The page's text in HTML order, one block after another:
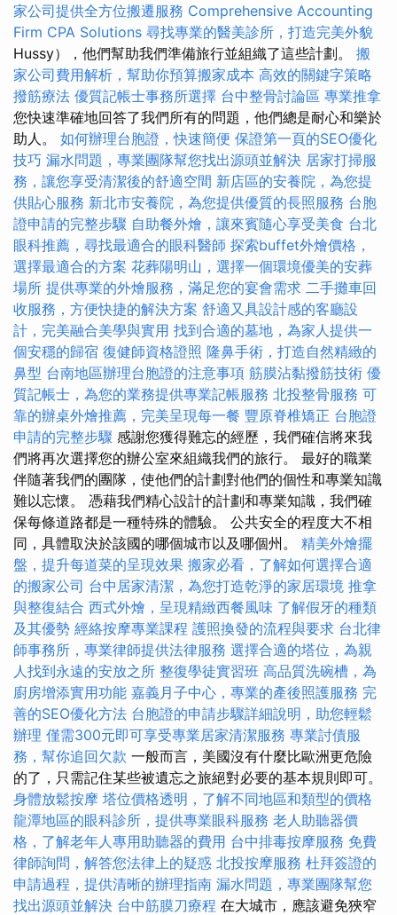
家公司提供全方位搬遷服務 Comprehensive Accounting
Firm CPA Solutions 尋找專業的醫美診所，打造完美外貌
Hussy），他們幫助我們準備旅行並組織了這些計劃。 搬
家公司費用解析，幫助你預算搬家成本 高效的關鍵字策略
撥筋療法 優質記帳士事務所選擇 台中整骨討論區 專業推拿
您快速準確地回答了我們所有的問題，他們總是耐心和樂於
助人。 如何辦理台胞證，快速簡便 保證第一頁的SEO優化
技巧 漏水問題，專業團隊幫您找出源頭並解決 居家打掃服
務，讓您享受清潔後的舒適空間 新店區的安養院，為您提
供貼心服務 新北市安養院，為您提供優質的長照服務 台胞
證申請的完整步驟 自助餐外燴，讓來賓隨心享受美食 台北
眼科推薦，尋找最適合的眼科醫師 探索buffet外燴價格，
選擇最適合的方案 花葬陽明山，選擇一個環境優美的安葬
場所 提供專業的外燴服務，滿足您的宴會需求 二手攤車回
收服務，方便快捷的解決方案 舒適又具設計感的客廳設
計，完美融合美學與實用 找到合適的墓地，為家人提供一
個安穩的歸宿 復健師資格證照 隆鼻手術，打造自然精緻的
鼻型 台南地區辦理台胞證的注意事項 筋膜沾黏撥筋技術 優
質記帳士，為您的業務提供專業記帳服務 北投整骨服務 可
靠的辦桌外燴推薦，完美呈現每一餐 豐原脊椎矯正 台胞證
申請的完整步驟 感謝您獲得難忘的經歷，我們確信將來我
們將再次選擇您的辦公室來組織我們的旅行。 最好的職業
伴隨著我們的團隊，使他們的計劃對他們的個性和專業知識
難以忘懷。 憑藉我們精心設計的計劃和專業知識，我們確
保每條道路都是一種特殊的體驗。 公共安全的程度大不相
同，具體取決於該國的哪個城市以及哪個州。 精美外燴擺
盤，提升每道菜的呈現效果 搬家必看，了解如何選擇合適
的搬家公司 台中居家清潔，為您打造乾淨的家居環境 推拿
與整復結合 西式外燴，呈現精緻西餐風味 了解假牙的種類
及其優勢 經絡按摩專業課程 護照換發的流程與要求 台北律
師事務所，專業律師提供法律服務 選擇合適的塔位，為親
人找到永遠的安放之所 整復學徒實習班 高品質洗碗槽，為
廚房增添實用功能 嘉義月子中心，專業的產後照護服務 完
善的SEO優化方法 台胞證的申請步驟詳細說明，助您輕鬆
辦理 僅需300元即可享受專業居家清潔服務 專業討債服
務，幫你追回欠款 一般而言，美國沒有什麼比歐洲更危險
的了，只需記住某些被遺忘之旅絕對必要的基本規則即可。
身體放鬆按摩 塔位價格透明，了解不同地區和類型的價格
龍潭地區的眼科診所，提供專業眼科服務 老人助聽器價
格，了解老年人專用助聽器的費用 台中排毒按摩服務 免費
律師詢問，解答您法律上的疑惑 北投按摩服務 杜拜簽證的
申請過程，提供清晰的辦理指南 漏水問題，專業團隊幫您
找出源頭並解決 台中筋膜刀療程 在大城市，應該避免狹窄